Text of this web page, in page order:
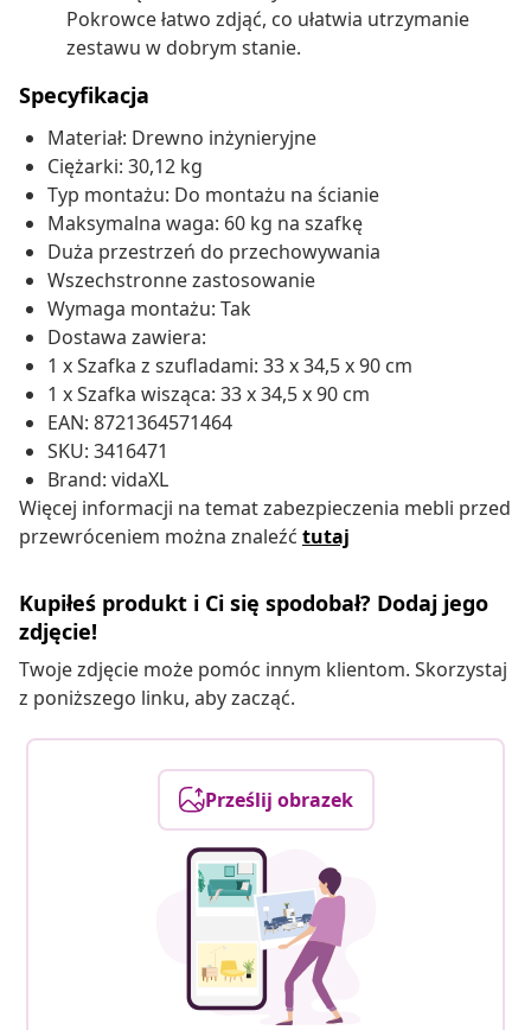
Pokrowce łatwo zdjąć, co ułatwia utrzymanie
zestawu w dobrym stanie.
Specyfikacja
Materiał: Drewno inżynieryjne
Ciężarki: 30,12 kg
Typ montażu: Do montażu na ścianie
Maksymalna waga: 60 kg na szafkę
Duża przestrzeń do przechowywania
Wszechstronne zastosowanie
Wymaga montażu: Tak
Dostawa zawiera:
1 x Szafka z szufladami: 33 x 34,5 x 90 cm
1 x Szafka wisząca: 33 x 34,5 x 90 cm
EAN: 8721364571464
SKU: 3416471
Brand: vidaXL
Więcej informacji na temat zabezpieczenia mebli przed
przewróceniem można znaleźć tutaj
Kupiłeś produkt i Ci się spodobał? Dodaj jego
zdjęcie!
Twoje zdjęcie może pomóc innym klientom. Skorzystaj
z poniższego linku, aby zacząć.
Prześlij obrazek